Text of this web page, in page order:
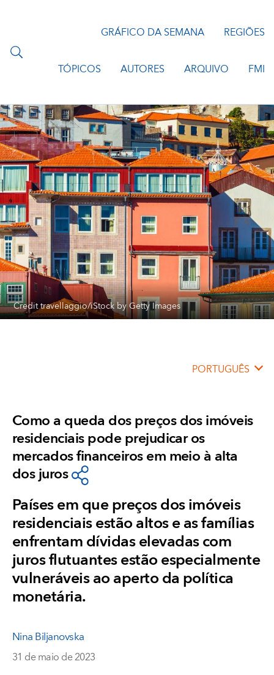
GRÁFICO DA SEMANA REGIÕES
TÓPICOS AUTORES ARQUIVO FMI
Credit travellaggio/iStock by Getty Images
PORTUGUÊS
Como a queda dos preços dos imóveis
residenciais pode prejudicar os
mercados financeiros em meio à alta
dos juros
Países em que preços dos imóveis
residenciais estão altos e as famílias
enfrentam dívidas elevadas com
juros flutuantes estão especialmente
vulneráveis ao aperto da política
monetária.
Nina Biljanovska
31 de maio de 2023